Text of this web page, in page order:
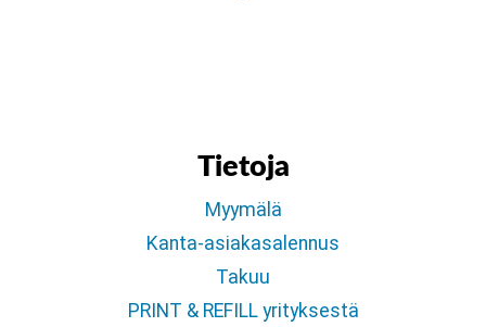
Tietoja
Myymälä
Kanta-asiakasalennus
Takuu
PRINT & REFILL yrityksestä